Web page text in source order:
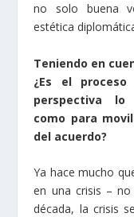
no solo buena
estética
Teniendo en
¿Es el
perspectiva lo
como para
del acuerdo?
Ya hace mucho
en una crisis –
década, la crisis